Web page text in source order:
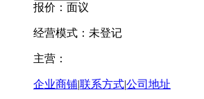
报价： 面议
经营模式：未登记
主营：
企业商铺|联系方式|公司地址